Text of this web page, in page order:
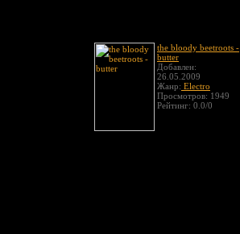
the bloody beetroots -
butter
Добавлен:
26.05.2009
Жанр: Electro
Просмотров: 1949
Рейтинг: 0.0/0